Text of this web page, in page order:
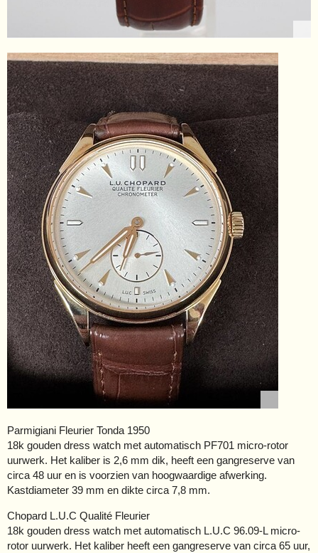
Parmigiani Fleurier Tonda 1950
18k gouden dress watch met automatisch PF701 micro-rotor
uurwerk. Het kaliber is 2,6 mm dik, heeft een gangreserve van
circa 48 uur en is voorzien van hoogwaardige afwerking.
Kastdiameter 39 mm en dikte circa 7,8 mm.
Chopard L.U.C Qualité Fleurier
18k gouden dress watch met automatisch L.U.C 96.09-L micro-
rotor uurwerk. Het kaliber heeft een gangreserve van circa 65 uur,